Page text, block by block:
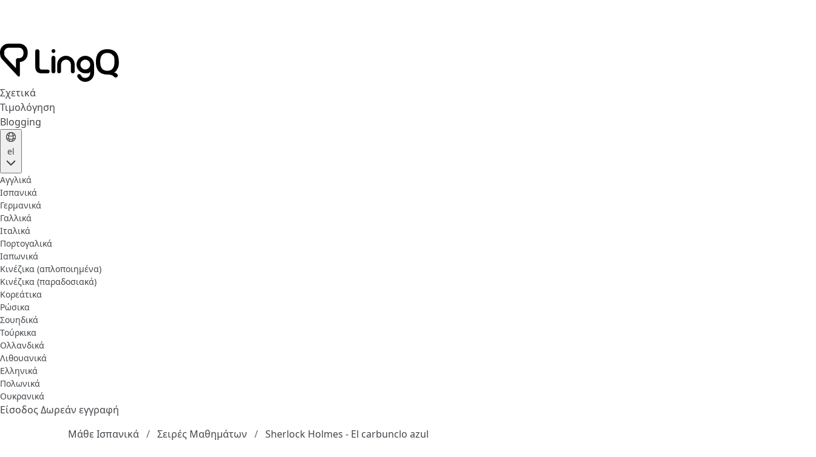
Σχετικά
Τιμολόγηση
Blogging
el
Αγγλικά
Ισπανικά
Γερμανικά
Γαλλικά
Ιταλικά
Πορτογαλικά
Ιαπωνικά
Κινέζικα (απλοποιημένα)
Κινέζικα (παραδοσιακά)
Κορεάτικα
Ρώσικα
Σουηδικά
Τούρκικα
Ολλανδικά
Λιθουανικά
Ελληνικά
Πολωνικά
Ουκρανικά
ΕίσοδοςΔωρεάν εγγραφή
Μάθε Ισπανικά
Σειρές Μαθημάτων Sherlock Holmes - El carbunclo azul